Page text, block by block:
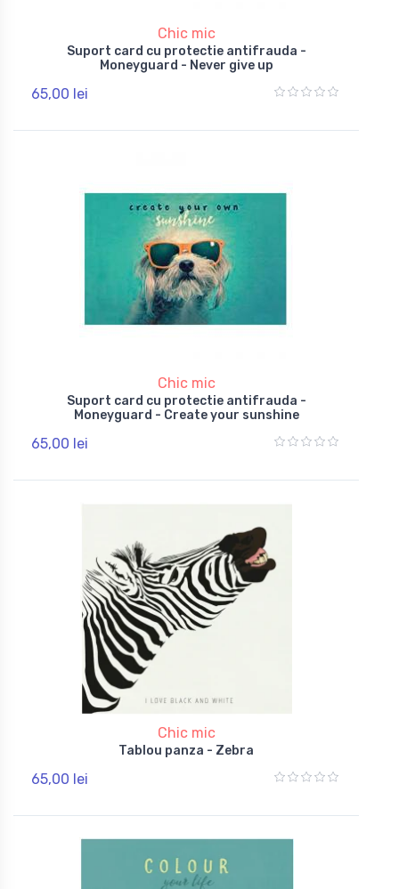
Chic mic
Suport card cu protectie antifrauda -
Moneyguard - Never give up
65,00 lei
Chic mic
Suport card cu protectie antifrauda -
Moneyguard - Create your sunshine
65,00 lei
Chic mic
Tablou panza - Zebra
65,00 lei